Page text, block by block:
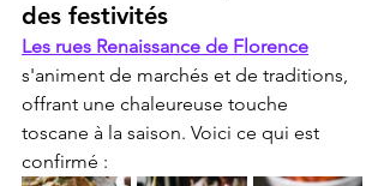
des festivités
Les rues Renaissance de Florence
s'animent de marchés et de traditions,
offrant une chaleureuse touche
toscane à la saison. Voici ce qui est
confirmé :